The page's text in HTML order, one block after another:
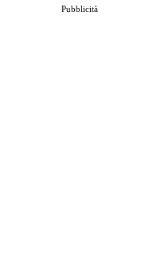
Pubblicità